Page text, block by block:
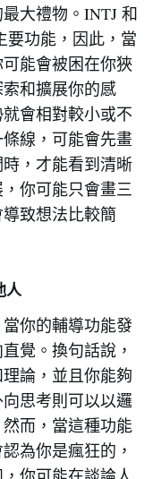
大禮物。INTJ 和
要功能，因此，當
能會被困在你狹
和擴展你的感
會相對較小或不
線，可能會先畫
，才能看到清晰
你可能只會畫三
致想法比較簡
人
你的輔導功能發
覺。換句話說，
論，並且你能夠
思考則可以以邏
而，當這種功能
為你是瘋狂的，